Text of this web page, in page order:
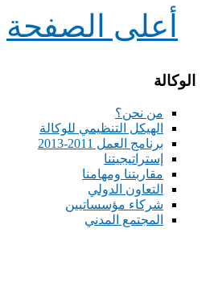
أعلى الصفحة
الوكالة
من نحن؟
الهيكل التنظيمي للوكالة
برنامج العمل 2011-2013
إستراتيجيتنا
مقاربتنا ومهامنا
التعاون الدولي
شركاء مؤسساتيين
المجتمع المدني